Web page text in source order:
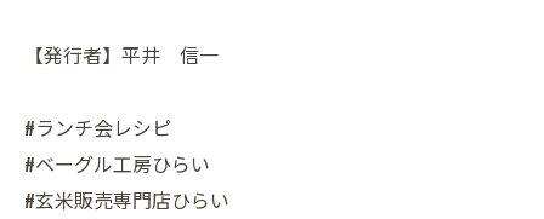
【発行者】平井 信一
#ランチ会レシピ
#ベーグル工房ひらい
#玄米販売専門店ひらい